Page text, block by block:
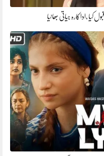
،اداکارہ جیاتی بھاٹیا